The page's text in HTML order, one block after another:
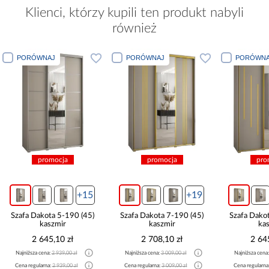
Klienci, którzy kupili ten produkt nabyli
również
PORÓWNAJ
promocja
+15
Szafa Dakota 5-190 (45)
kaszmir
2 645,10 zł
Najniższa cena:2 939,00 zł
Cena regularna:2 939,00 zł
PORÓWNAJ
promocja
+19
Szafa Dakota 7-190 (45)
kaszmir
2 708,10 zł
Najniższa cena:3 009,00 zł
Cena regularna:3 009,00 zł
Szafa
2
Najniższa
Cena